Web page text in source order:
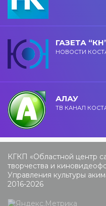
ГАЗЕТА
НОВОСТИ
АЛАУ
ТВ КАНАЛ
КГКП «Областной центр
творчества и
Управления культуры
2016-2026